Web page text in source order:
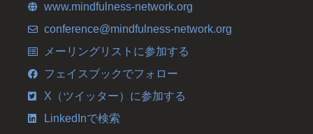
www.mindfulness-network.org
conference@mindfulness-network.org
メーリングリストに参加する
フェイスブックでフォロー
X（ツイッター）に参加する
LinkedInで検索